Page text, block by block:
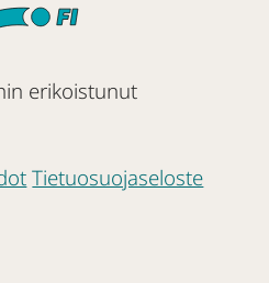
erikoistunut
Tietuosuojaseloste